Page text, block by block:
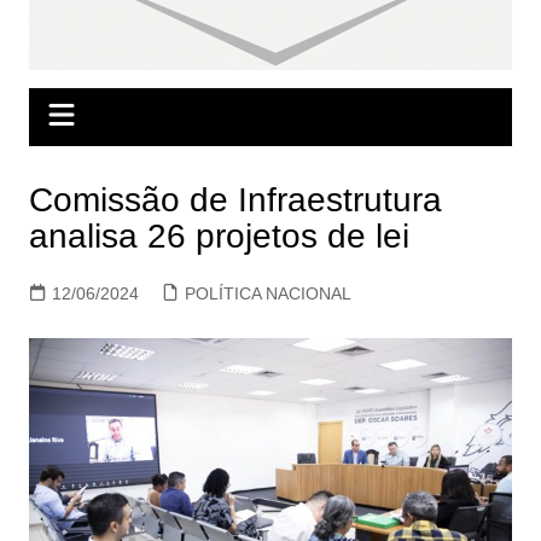
Comissão de Infraestrutura
analisa 26 projetos de lei
12/06/2024 POLÍTICA NACIONAL